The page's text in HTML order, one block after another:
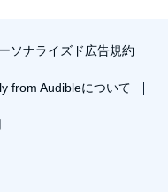
ソナライズド広告規約
from Audibleについて